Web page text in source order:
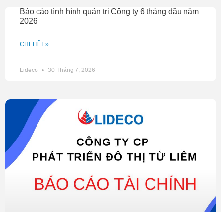
Tờ trình số lượng thành viên Hội đồng quản trị
Thông báo về việc đề cử, ứng cử thành viên độc lập
Mẫu thông tin ứng viên
Dự thảo Biên bản Đại hội
Dự thảo nghị quyết Đại hội.
Báo cáo tình hình quản trị Công ty 6 tháng đầu năm
2026
CHI TIẾT »
Lideco 30 Tháng 7, 2026